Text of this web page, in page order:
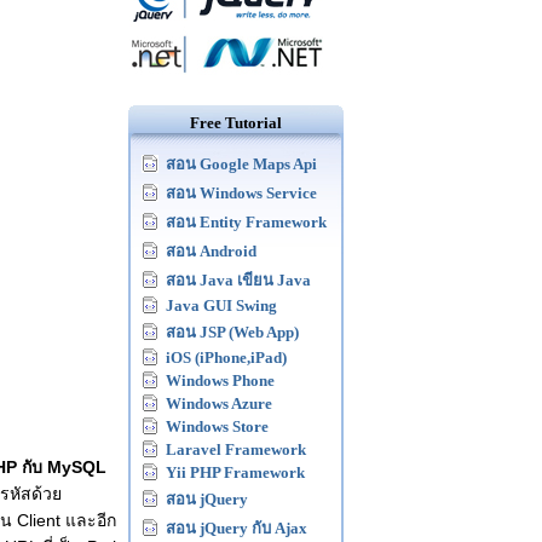
กับ MySQL
หัสด้วย
Client และอีก
Free Tutorial
สอน Google Maps Api
สอน Windows Service
สอน Entity Framework
สอน Android
สอน Java เขียน Java
Java GUI Swing
สอน JSP (Web App)
iOS (iPhone,iPad)
Windows Phone
Windows Azure
Windows Store
Laravel Framework
Yii PHP Framework
สอน jQuery
สอน jQuery กับ Ajax